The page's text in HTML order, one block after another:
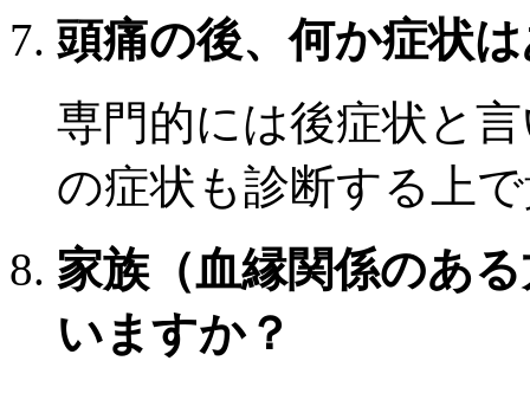
頭痛の後、何か症状
専門的には後症状と
の症状も診断する上
家族（血縁関係のあ
いますか？